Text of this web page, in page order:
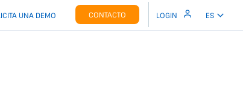
UNA DEMO CONTACTO LOGIN ES